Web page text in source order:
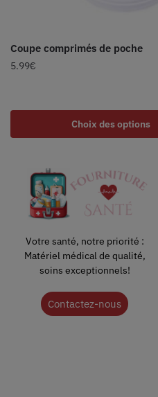
Coupe comprimés de poche
5.99€
Choix des options
Votre santé, notre priorité :
Matériel médical de qualité,
soins exceptionnels!
Contactez-nous